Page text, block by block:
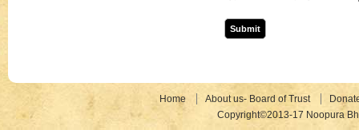
Home About us- Board of Trust
Copyright©2013-17 Noopura